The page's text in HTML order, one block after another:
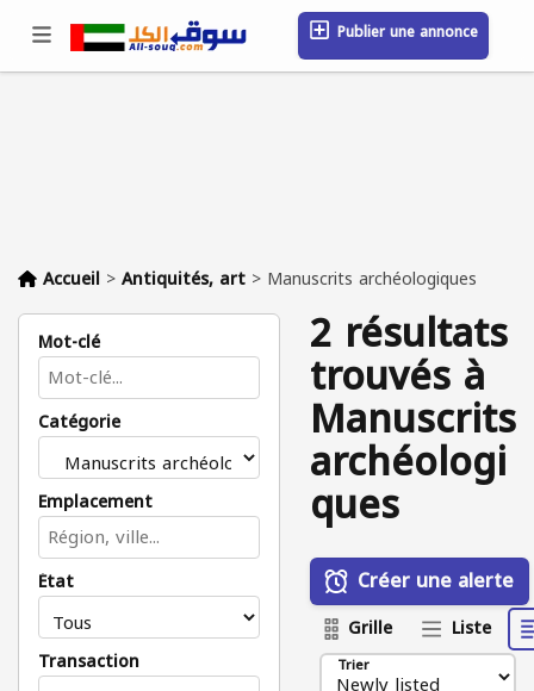
Publier une annonce
Se connecter / S'inscrire
Accueil >Antiquités, art > Manuscrits archéologiques
Mot-clé
Catégorie
Emplacement
État
Transaction
2 résultats
trouvés à
Manuscrits
archéologi
ques
Créer une alerte
Grille Liste
Trier